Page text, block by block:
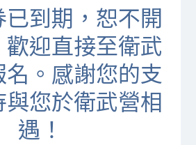
已到期，恕不開
迎直接至衛武
。感謝您的支
您於衛武營相
遇！